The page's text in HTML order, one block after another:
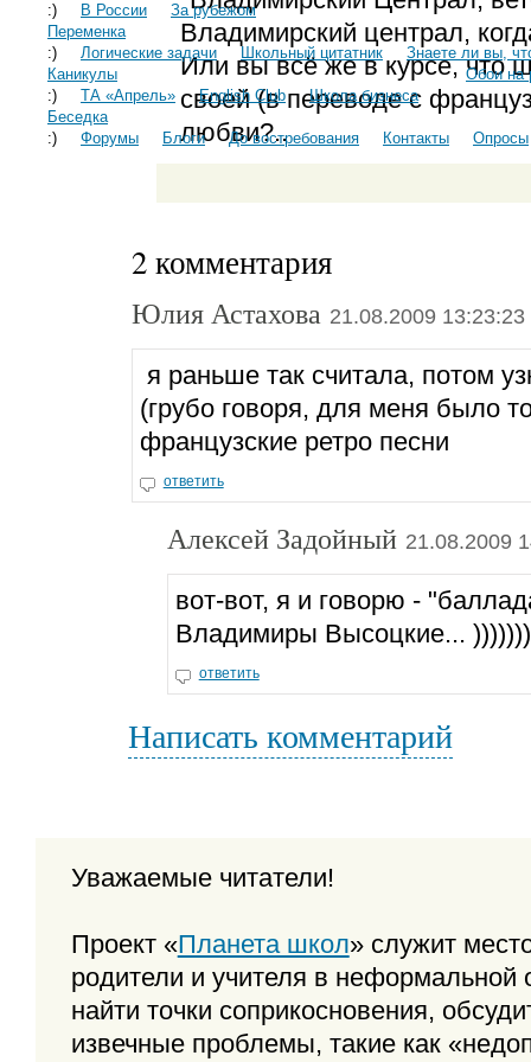
:) В России
За рубежом
Переменка
:)
Логические задачи Школьный цитатник
Знаете ли вы,
Каникулы
:)
ТА «Апрель» English Club Школа бизнеса
Обои на
Беседка
:)
Форумы Блоги До востребования Контакты Опросы
Владимирский централ,
Или вы всё же в курсе, что
своей (в переводе с
любви?..
2 комментария
Юлия Астахова 21.08.2009 13:23:23
я раньше так считала, потом
(грубо говоря, для меня было
французские ретро песни
ответить
Алексей Задойный 21.08.2009
вот-вот, я и говорю -
Владимиры Высоцкие...
ответить
Написать комментарий
Уважаемые читатели!
Проект «Планета школ» служит
родители и учителя в неформальной
найти точки соприкосновения,
извечные проблемы, такие как